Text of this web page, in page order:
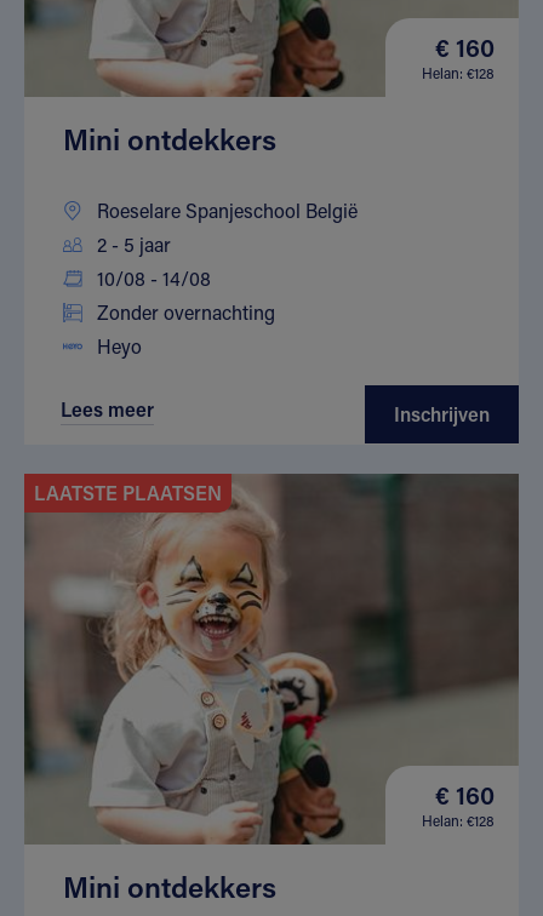
€ 160
Helan: €128
Mini ontdekkers
Roeselare Spanjeschool België
2 - 5 jaar
10/08 - 14/08
Zonder overnachting
Heyo
Lees meer Inschrijven
LAATSTE PLAATSEN
€ 160
Helan: €128
Mini ontdekkers